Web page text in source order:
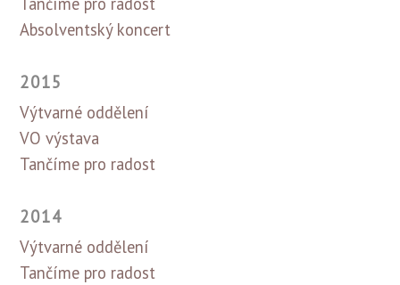
Absolventský koncert
2015
Výtvarné oddělení
VO výstava
Tančíme pro radost
2014
Výtvarné oddělení
Tančíme pro radost